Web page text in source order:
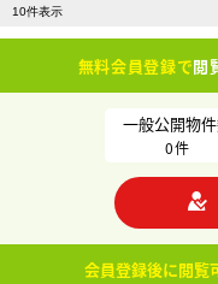
無料会員登録で閲
一般公開物
0件
会員登録後に閲覧